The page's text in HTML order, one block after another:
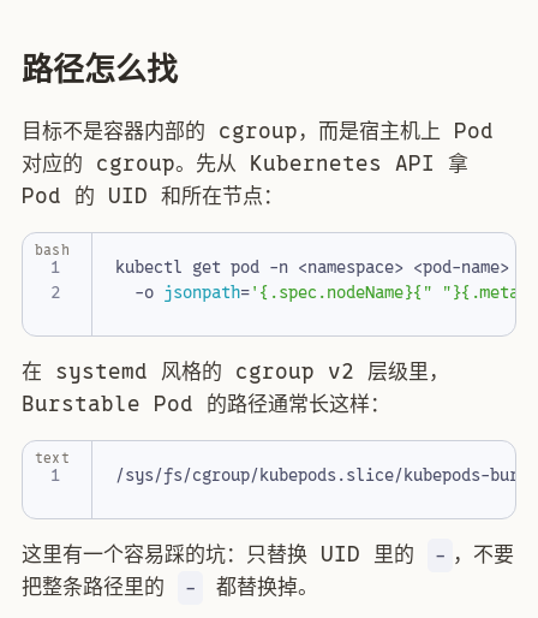
路径怎么找
目标不是容器内部的 cgroup，而是宿主机上 Pod
对应的 cgroup。先从 Kubernetes API 拿
Pod 的 UID 和所在节点：
1
2
kubectl get pod -n <namespace> <pod-name>
  -o
jsonpath='{.spec.nodeName}{"
bash
在 systemd 风格的 cgroup v2 层级里，
Burstable Pod 的路径通常长这样：
1
text
这里有一个容易踩的坑：只替换 UID 里的 - ，不要
把整条路径里的
-
都替换掉。